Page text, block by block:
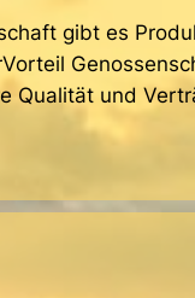
gibt es
Qualität und